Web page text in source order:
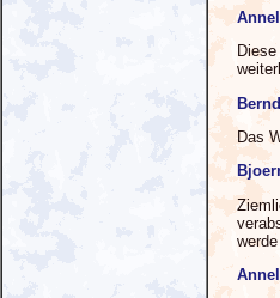
Das